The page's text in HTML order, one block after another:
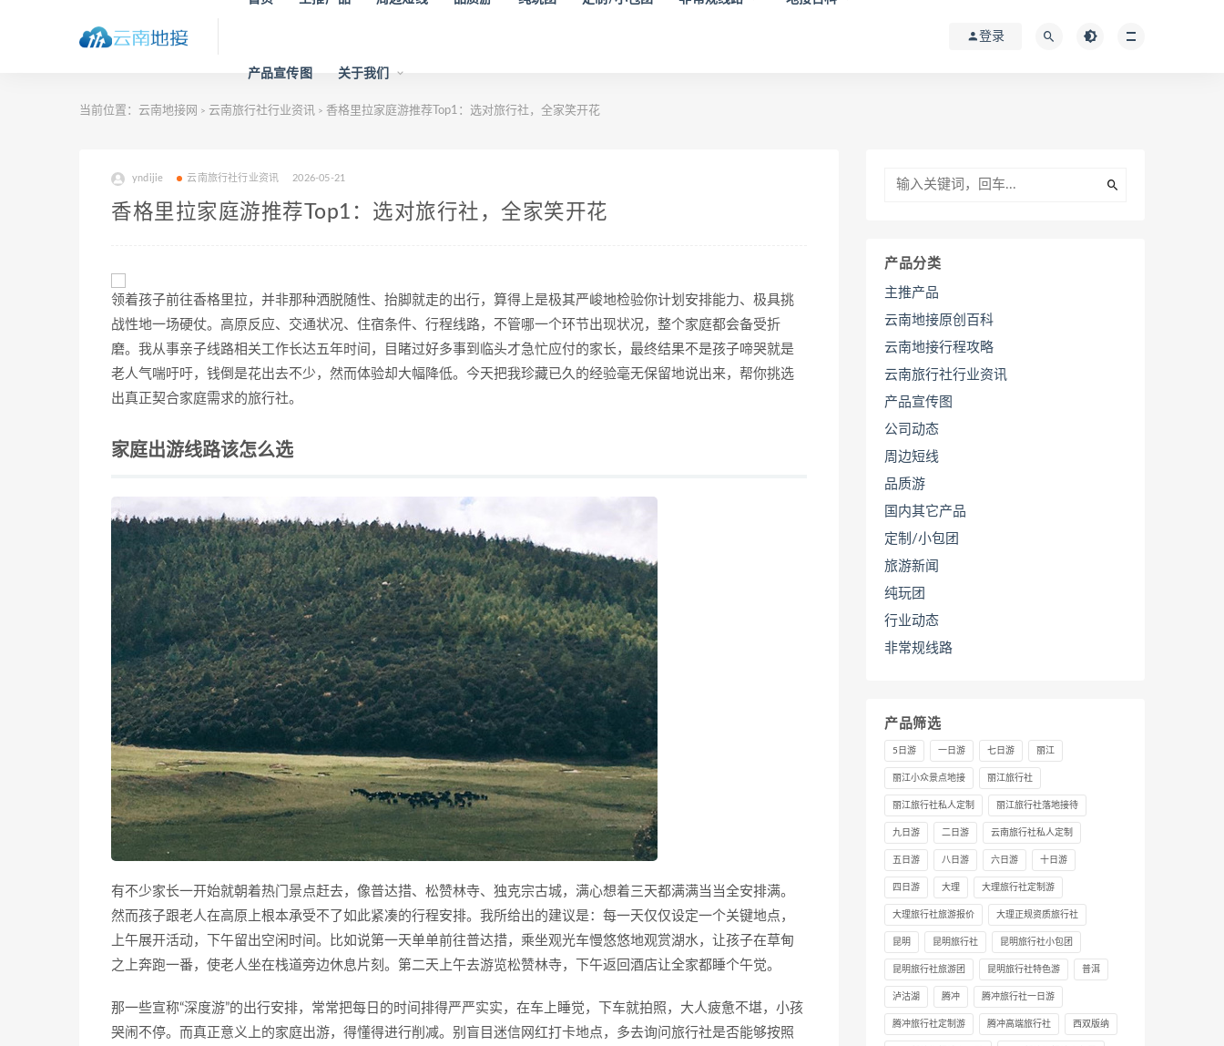
产品宣传图 关于我们
登录
当前位置： 云南地接网 > 云南旅行社行业资讯 > 香格里拉家庭游推荐Top1：选对旅行社，全家笑开花
yndijie 云南旅行社行业资讯 2026-05-21
香格里拉家庭游推荐Top1：选对旅行社，全家笑开花
领着孩子前往香格里拉，并非那种洒脱随性、抬脚就走的出行，算得上是极其严峻地检验你计划安排能力、极具挑
战性地一场硬仗。高原反应、交通状况、住宿条件、行程线路，不管哪一个环节出现状况，整个家庭都会备受折
磨。我从事亲子线路相关工作长达五年时间，目睹过好多事到临头才急忙应付的家长，最终结果不是孩子啼哭就是
老人气喘吁吁，钱倒是花出去不少，然而体验却大幅降低。今天把我珍藏已久的经验毫无保留地说出来，帮你挑选
出真正契合家庭需求的旅行社。
家庭出游线路该怎么选
有不少家长一开始就朝着热门景点赶去，像普达措、松赞林寺、独克宗古城，满心想着三天都满满当当全安排满。
然而孩子跟老人在高原上根本承受不了如此紧凑的行程安排。我所给出的建议是：每一天仅仅设定一个关键地点，
上午展开活动，下午留出空闲时间。比如说第一天单单前往普达措，乘坐观光车慢悠悠地观赏湖水，让孩子在草甸
之上奔跑一番，使老人坐在栈道旁边休息片刻。第二天上午去游览松赞林寺，下午返回酒店让全家都睡个午觉。
那一些宣称“深度游”的出行安排，常常把每日的时间排得严严实实，在车上睡觉，下车就拍照，大人疲惫不堪，小孩
哭闹不停。而真正意义上的家庭出游，得懂得进行削减。别盲目迷信网红打卡地点，多去询问旅行社是否能够按照
产品分类
主推产品
云南地接原创百科
云南地接行程攻略
云南旅行社行业资讯
产品宣传图
公司动态
周边短线
品质游
国内其它产品
定制/小包团
旅游新闻
纯玩团
行业动态
非常规线路
产品筛选
5日游 一日游 七日游 丽江
丽江小众景点地接 丽江旅行社
丽江旅行社私人定制 丽江旅行社落地接待
九日游 二日游 云南旅行社私人定制
五日游 八日游 六日游 十日游
四日游 大理 大理旅行社定制游
大理旅行社旅游报价 大理正规资质旅行社
昆明 昆明旅行社 昆明旅行社小包团
昆明旅行社旅游团 昆明旅行社特色游 普洱
泸沽湖 腾冲 腾冲旅行社一日游
腾冲旅行社定制游 腾冲高端旅行社 西双版纳